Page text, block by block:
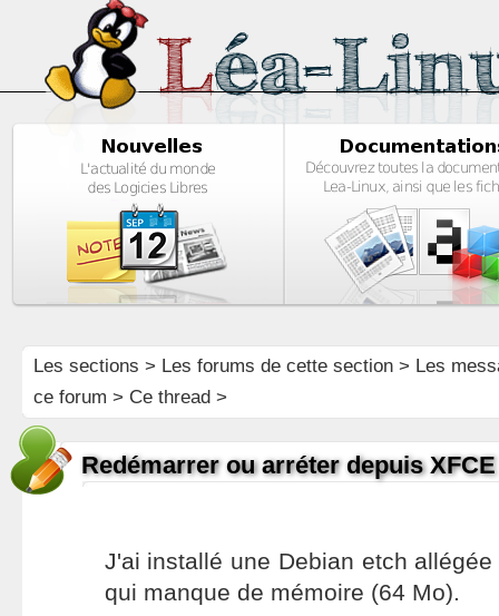
Les sections > Les forums de cette section> Les
ce forum > Ce thread >
Redémarrer ou arréter depuis XFCE
J'ai installé une Debian etch
qui manque de mémoire (64 Mo).